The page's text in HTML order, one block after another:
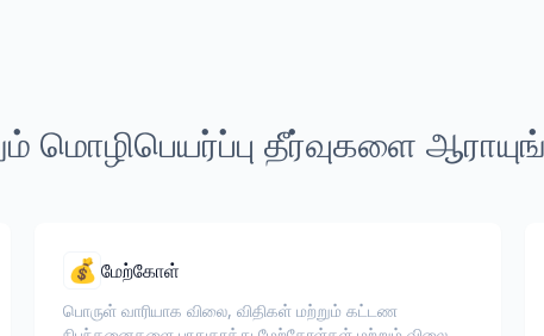
மொழிபெயர்ப்பு தீர்வுகளை
💰 மேற்கோள்
பொருள் வாரியாக விலை, விதிகள் மற்றும் கட்டண